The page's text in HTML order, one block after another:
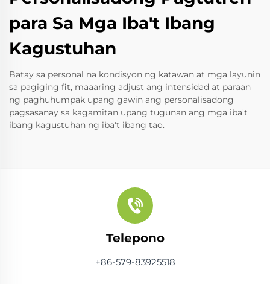
para Sa Mga Iba't Ibang
Kagustuhan
Batay sa personal na kondisyon ng katawan at mga layunin
sa pagiging fit, maaaring adjust ang intensidad at paraan
ng paghuhumpak upang gawin ang personalisadong
pagsasanay sa kagamitan upang tugunan ang mga iba't
ibang kagustuhan ng iba't ibang tao.
Telepono
+86-579-83925518